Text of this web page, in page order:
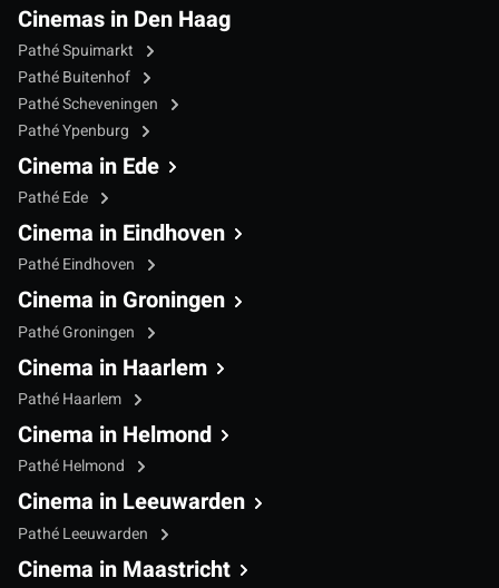
Cinemas in Den Haag
Pathé Spuimarkt
Pathé Buitenhof
Pathé Scheveningen
Pathé Ypenburg
Cinema in Ede
Pathé Ede
Cinema in Eindhoven
Pathé Eindhoven
Cinema in Groningen
Pathé Groningen
Cinema in Haarlem
Pathé Haarlem
Cinema in Helmond
Pathé Helmond
Cinema in Leeuwarden
Pathé Leeuwarden
Cinema in Maastricht